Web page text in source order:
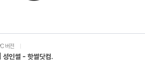
버전
인썰 - 핫썰닷컴.